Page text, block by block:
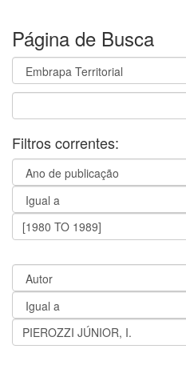
Página de Busca
Filtros correntes: